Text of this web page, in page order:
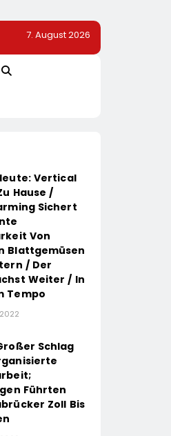
Sind Gefährlich
7. August 2026
Vertical
Hause /
Sichert
Von
Blattgemüsen
/ Der
Weiter / In
Tempo
Schlag
Führten
Zoll Bis